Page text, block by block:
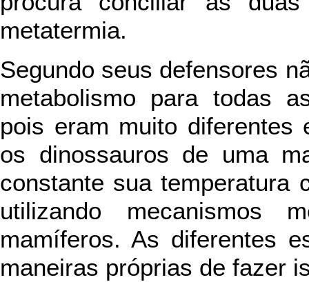
metatermia.
Segundo seus defensores
metabolismo para todas
pois eram muito diferentes
os dinossauros de uma
constante sua temperatura
utilizando mecanismos
mamíferos. As diferentes
maneiras próprias de fazer